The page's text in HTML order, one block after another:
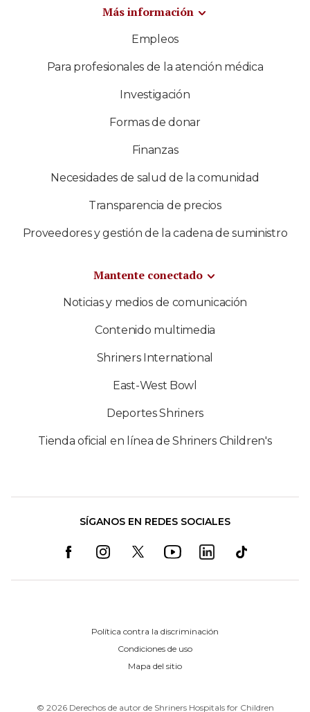
Más información
Empleos
Para profesionales de la atención médica
Investigación
Formas de donar
Finanzas
Necesidades de salud de la comunidad
Transparencia de precios
Proveedores y gestión de la cadena de suministro
Mantente conectado
Noticias y medios de comunicación
Contenido multimedia
Shriners International
East-West Bowl
Deportes Shriners
Tienda oficial en línea de Shriners Children's
SÍGANOS EN REDES SOCIALES
Política contra la discriminación
Condiciones de uso
Mapa del sitio
© 2026 Derechos de autor de Shriners Hospitals for Children